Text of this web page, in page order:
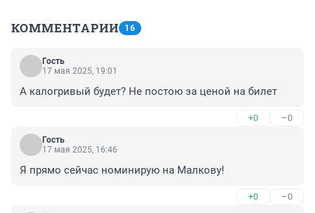
КОММЕНТАРИИ 16
Гость
17 мая 2025, 19:01
А калогривый будет? Не постою за ценой на билет
+0 –0
Гость
17 мая 2025, 16:46
Я прямо сейчас номинирую на Малкову!
+0 –0